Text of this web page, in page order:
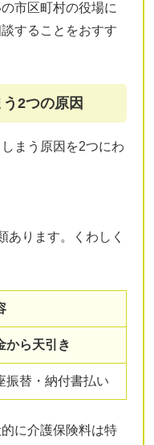
市区町村の役場に
することをおすす
2つの原因
まう原因を2つにわ
あります。くわしく
から天引き
振替・納付書払い
に介護保険料は特